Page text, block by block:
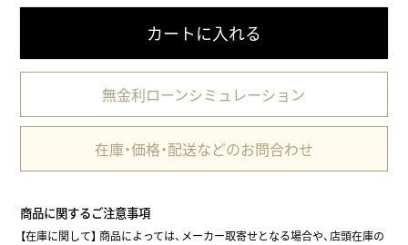
カートに入れる
無金利ローンシミュレーション
在庫・価格・配送などのお問合わせ
商品に関するご注意事項
【在庫に関して】商品によっては、メーカー取寄せとなる場合や、店頭在庫の